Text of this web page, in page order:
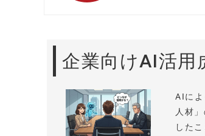
企業向けAI活用
AIによ
人材
した